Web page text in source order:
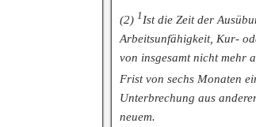
(2) 1 Ist die Zeit der
Arbeitsunfähigkeit, Kur-
von insgesamt nicht mehr
Frist von sechs Monaten
Unterbrechung aus
neuem.